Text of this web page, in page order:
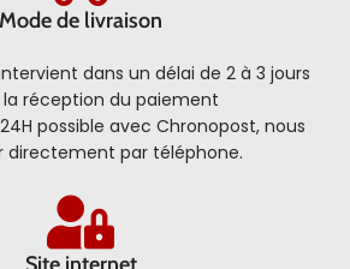
Mode de livraison
dans un délai de 2 à 3 jours
réception du paiement
possible avec Chronopost, nous
par téléphone.
Site internet